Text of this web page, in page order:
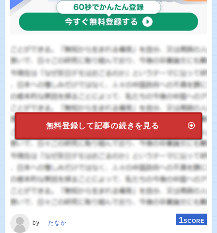
無料登録して記事の続きを見る
by たなか 1SCORE